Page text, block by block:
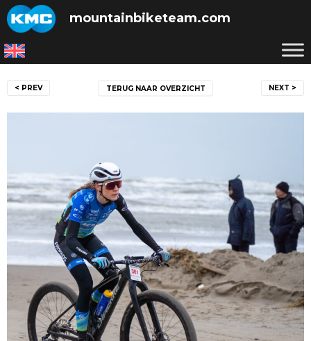
Skip
to
content
mountainbiketeam.com
navigatie
< PREV NEXT >
TERUG NAAR OVERZICHT